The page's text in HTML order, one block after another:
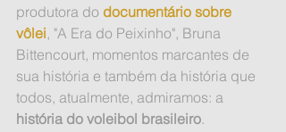
produtora do documentário sobre
vôlei, "A Era do Peixinho", Bruna
Bittencourt, momentos marcantes de
sua história e também da história que
todos, atualmente, admiramos: a
história do voleibol brasileiro.